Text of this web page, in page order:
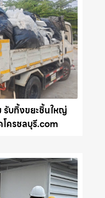
บทิ้งขยะชิ้นใหญ่
โครชลบุรี.com